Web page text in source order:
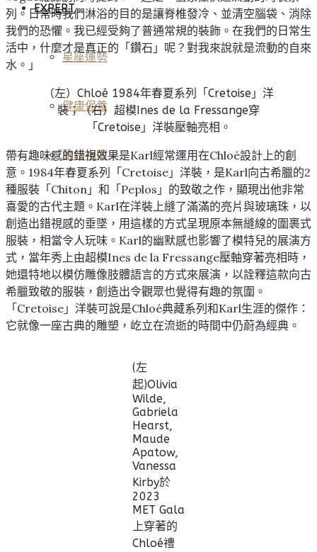
EXPERT
星座運勢
健康保養
雅仕指南
列。日常時我們淋浴的目的是讓脊椎發冷、並清空腦袋、消除
我們的恐懼。我已經受夠了普通常規的裝飾。在我們的日常生
活中，什麼才是真正的「鑽石」呢？對我來說就是流動的自來
水。」
（左）Chloé 1984年春夏系列「Cretoise」洋
裝；（右）超模Ines de la Fressange穿
「Cretoise」洋裝壓軸亮相。
帶有趣味感的錯視效果是Karl經常運用在Chloé設計上的創
意。1984年春夏系列「Cretoise」洋裝，是Karl向古希臘的2
種服裝「Chiton」和「Peplos」的致敬之作，顯現出他非常
喜愛的古代主題。Karl在洋裝上縫了滿滿的亮片與玻璃珠，以
創造出錯視感的垂墜，用這樣的方式呈現原本無縫線的圍裹式
服裝，相當令人玩味。Karl的幽默感也影響了模特兒的展演方
式，當年秀上由超模Ines de la Fressange壓軸穿著亮相時，
她還特地以模仿雕像肢體語言的方式來展演，以詮釋這款向古
希臘致敬的服裝，創造出令觀眾也覺得有趣的氛圍。
「Cretoise」洋裝可說是Chloé典藏系列和Karl生涯的傑作：
它就像一座古典的雕塑，屹立在流逝的時間中仍蔚為經典。
(左
起)Olivia
Wilde,
Gabriela
Hearst,
Maude
Apatow,
Vanessa
Kirby於
2023
MET Gala
上穿著的
Chloé禮